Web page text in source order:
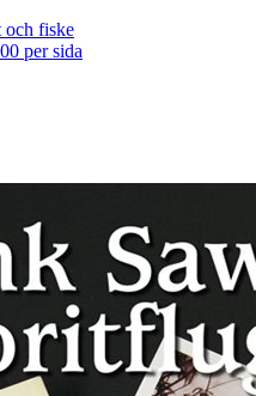
och fiske
per sida